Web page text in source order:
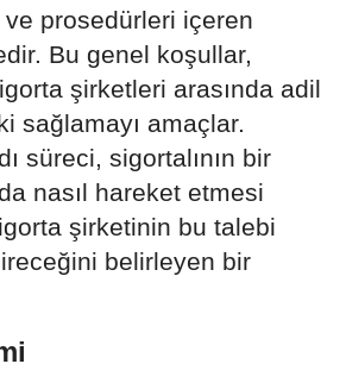
ve prosedürleri içeren
Bu genel koşullar,
şirketleri arasında adil
sağlamayı amaçlar.
süreci, sigortalının bir
nasıl hareket etmesi
şirketinin bu talebi
belirleyen bir